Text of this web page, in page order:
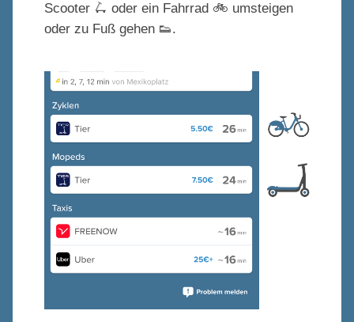
Scooter 🛴 oder ein Fahrrad 🚲 umsteigen
oder zu Fuß gehen 👟.